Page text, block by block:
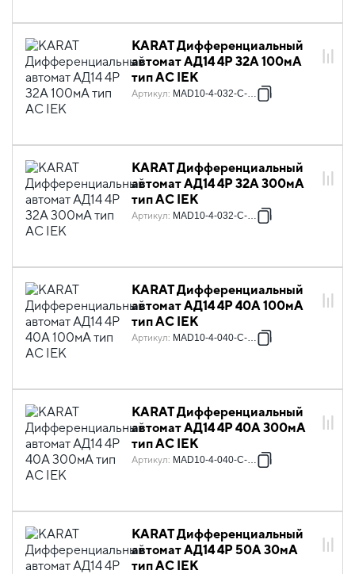
KARAT Дифференциальный
автомат АД14 4P 32А 100мА
тип AC IEK
Артикул: MAD10-4-032-C-100
KARAT Дифференциальный
автомат АД14 4P 32А 300мА
тип AC IEK
Артикул: MAD10-4-032-C-300
KARAT Дифференциальный
автомат АД14 4P 40А 100мА
тип AC IEK
Артикул: MAD10-4-040-C-100
KARAT Дифференциальный
автомат АД14 4P 40А 300мА
тип AC IEK
Артикул: MAD10-4-040-C-300
KARAT Дифференциальный
автомат АД14 4P 50А 30мА
тип AC IEK